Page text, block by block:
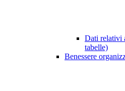
Dati relativi
tabelle)
Benessere